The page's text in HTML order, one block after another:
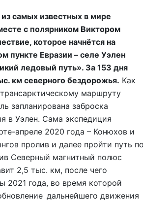
самых известных в мире
с полярником Виктором
которое начнётся на
пункте Евразии – селе Уэлен
ледовый путь». За 153 дня
км северного бездорожья. Как
маршруту
запланирована заброска
в Уэлен. Сама экспедиция
апреле 2020 года – Конюхов и
пролив и далее пройти путь по
Северный магнитный полюс
2,5 тыс. км, после чего
2021 года, во время которой
дальнейшего движения